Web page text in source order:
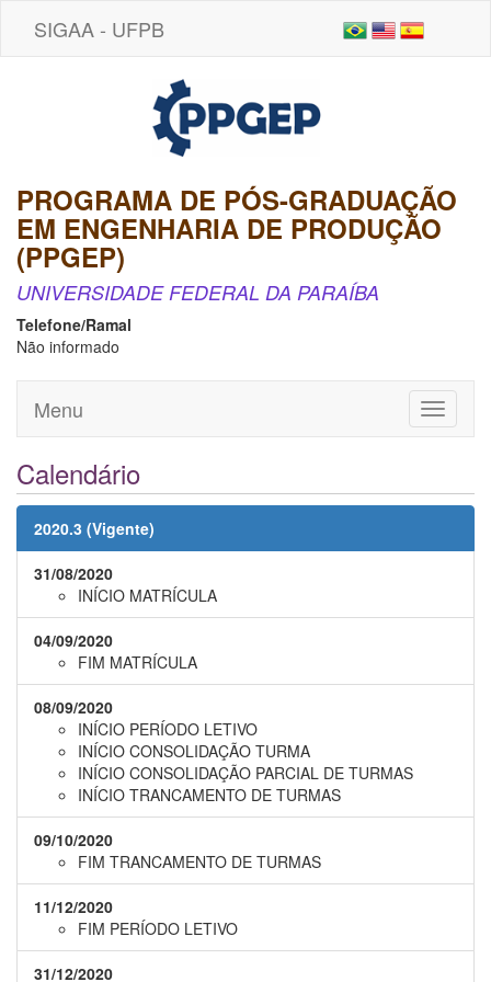
SIGAA - UFPB
PROGRAMA DE PÓS-GRADUAÇÃO
EM ENGENHARIA DE PRODUÇÃO
(PPGEP)
UNIVERSIDADE FEDERAL DA PARAÍBA
Telefone/Ramal
Não informado
Toggle
Menu
Calendário
2020.3 (Vigente)
31/08/2020
INÍCIO MATRÍCULA
04/09/2020
FIM MATRÍCULA
08/09/2020
INÍCIO PERÍODO LETIVO
INÍCIO CONSOLIDAÇÃO TURMA
INÍCIO CONSOLIDAÇÃO PARCIAL DE TURMAS
INÍCIO TRANCAMENTO DE TURMAS
09/10/2020
FIM TRANCAMENTO DE TURMAS
11/12/2020
FIM PERÍODO LETIVO
31/12/2020